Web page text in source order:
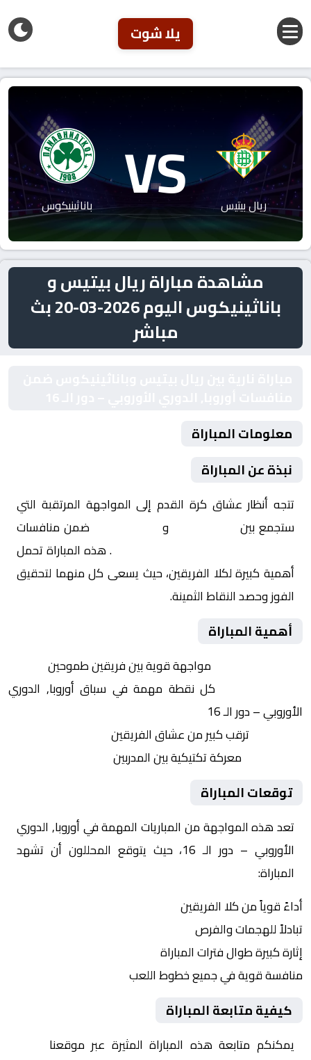
يلا شوت
ريال بيتيس VS باناثينيكوس
مشاهدة مباراة ريال بيتيس و
باناثينيكوس اليوم 2026-03-20 بث
مباشر
معلومات المباراة
نبذة عن المباراة
تتجه أنظار عشاق كرة القدم إلى المواجهة المرتقبة التي
ستجمع بين
و
ضمن منافسات
. هذه المباراة تحمل
أهمية كبيرة لكلا الفريقين، حيث يسعى كل منهما لتحقيق
الفوز وحصد النقاط الثمينة.
أهمية المباراة
مواجهة قوية بين فريقين طموحين
كل نقطة مهمة في سباق أوروبا, الدوري
الأوروبي – دور الـ 16
ترقب كبير من عشاق الفريقين
معركة تكتيكية بين المدربين
توقعات المباراة
تعد هذه المواجهة من المباريات المهمة في أوروبا, الدوري
الأوروبي – دور الـ 16، حيث يتوقع المحللون أن تشهد
المباراة:
أداءً قوياً من كلا الفريقين
تبادلاً للهجمات والفرص
إثارة كبيرة طوال فترات المباراة
منافسة قوية في جميع خطوط اللعب
كيفية متابعة المباراة
يمكنكم متابعة هذه المباراة المثيرة عبر موقعنا